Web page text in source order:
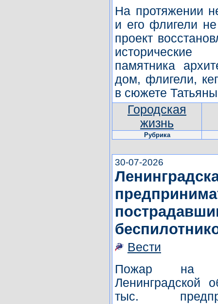
На протяжении
и его флигели
проект
исторические
памятника
дом, флигели,
в сюжете
Городская
жизнь
Рубрика
30-07-2026
Вести
Пожар на
Ленинградской
тыс.